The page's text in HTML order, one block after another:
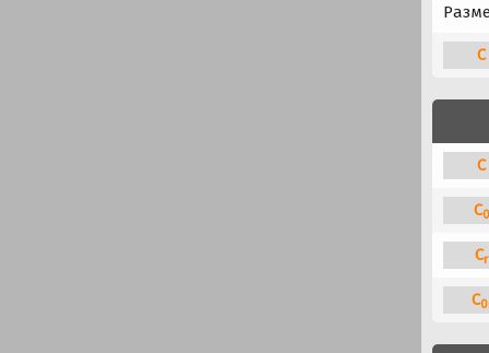
C
C
C0
Cr
C